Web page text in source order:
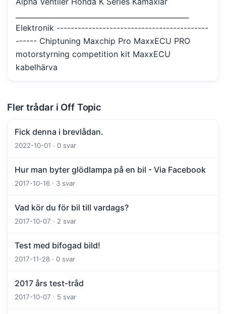
Elektronik -------------------------------------------
------ Chiptuning Maxchip Pro MaxxECU PRO
motorstyrning competition kit MaxxECU
kabelhärva
Fler trådar i Off Topic
Fick denna i brevlådan.
2022-10-01 · 0 svar
Hur man byter glödlampa på en bil - Via Facebook
2017-10-16 · 3 svar
Vad kör du för bil till vardags?
2017-10-07 · 2 svar
Test med bifogad bild!
2017-11-28 · 0 svar
2017 års test-tråd
2017-10-07 · 5 svar